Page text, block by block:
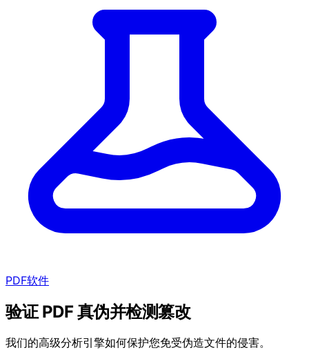
PDF软件
验证 PDF 真伪并检测篡改
我们的高级分析引擎如何保护您免受伪造文件的侵害。